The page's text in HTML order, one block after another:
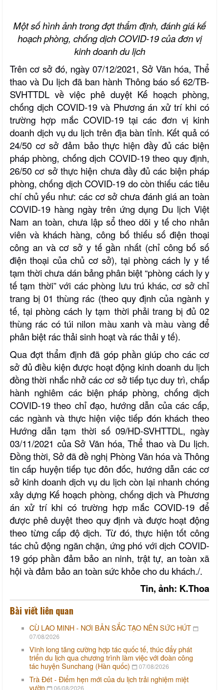
Một số hình ảnh trong đợt thẩm định, đánh giá kế
hoạch phòng, chống dịch COVID-19 của đơn vị
kinh doanh du lịch
Trên cơ sở đó, ngày 07/12/2021, Sở Văn hóa, Thể
thao và Du lịch đã ban hành Thông báo số 62/TB-
SVHTTDL về việc phê duyệt Kế hoạch phòng,
chống dịch COVID-19 và Phương án xử trí khi có
trường hợp mắc COVID-19 tại các đơn vị kinh
doanh dịch vụ du lịch trên địa bàn tỉnh. Kết quả có
24/50 cơ sở đảm bảo thực hiện đầy đủ các biện
pháp phòng, chống dịch COVID-19 theo quy định,
26/50 cơ sở thực hiện chưa đầy đủ các biện pháp
phòng, chống dịch COVID-19 do còn thiếu các tiêu
chí chủ yếu như: các cơ sở chưa đánh giá an toàn
COVID-19 hàng ngày trên ứng dụng Du lịch Việt
Nam an toàn, chưa lập sổ theo dõi y tế cho nhân
viên và khách hàng, công bố thiếu số điện thoại
công an và cơ sở y tế gần nhất (chỉ công bố số
điện thoại của chủ cơ sở), tại phòng cách ly y tế
tạm thời chưa dán bảng phân biệt “phòng cách ly y
tế tạm thời” với các phòng lưu trú khác, cơ sở chỉ
trang bị 01 thùng rác (theo quy định của ngành y
tế, tại phòng cách ly tạm thời phải trang bị đủ 02
thùng rác có túi nilon màu xanh và màu vàng để
phân biệt rác thải sinh hoạt và rác thải y tế).
Qua đợt thẩm định đã góp phần giúp cho các cơ
sở đủ điều kiện được hoạt động kinh doanh du lịch
đồng thời nhắc nhở các cơ sởtiếp tục duy trì, chấp
hành nghiêm các biện pháp phòng, chống dịch
COVID-19 theo chỉ đạo, hướng dẫn của các cấp,
các ngành và thực hiện việc tiếp đón khách theo
Hướng dẫn tạm thời số 09/HD-SVHTTDL, ngày
03/11/2021 của Sở Văn hóa, Thể thao và Du lịch.
Đồng thời, Sở đã đề nghị Phòng Văn hóa và Thông
tin cấp huyện tiếp tục đôn đốc, hướng dẫn các cơ
sở kinh doanh dịch vụ du lịch còn lại nhanh chóng
xây dựng Kế hoạch phòng, chống dịch và Phương
án xử trí khi có trường hợp mắc COVID-19 để
được phê duyệt theo quy định và được hoạt động
theo từng cấp độ dịch. Từ đó,thực hiện tốt công
tác chủ động ngăn chặn, ứng phó với dịch COVID-
19 góp phần đảm bảo an ninh, trật tự, an toàn xã
hội và đảm bảo an toàn sức khỏe cho du khách./.
Tin, ảnh: K.Thoa
Bài viết liên quan
CÙ LAO MINH - NƠI BẢN SẮC TẠO NÊN SỨC HÚT
07/08/2026
Vĩnh long tăng cường hợp tác quốc tế, thúc đẩy phát
triển du lịch qua chương trình làm việc với đoàn công
tác huyện Sunchang (Hàn quốc)
07/08/2026
Trà Đét - Điểm hẹn mới của du lịch trải nghiệm miệt
vườn
06/08/2026